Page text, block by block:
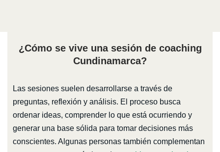
¿Cómo se vive una sesión de coaching
Cundinamarca?
Las sesiones suelen desarrollarse a través de
preguntas, reflexión y análisis. El proceso busca
ordenar ideas, comprender lo que está ocurriendo y
generar una base sólida para tomar decisiones más
conscientes. Algunas personas también complementan